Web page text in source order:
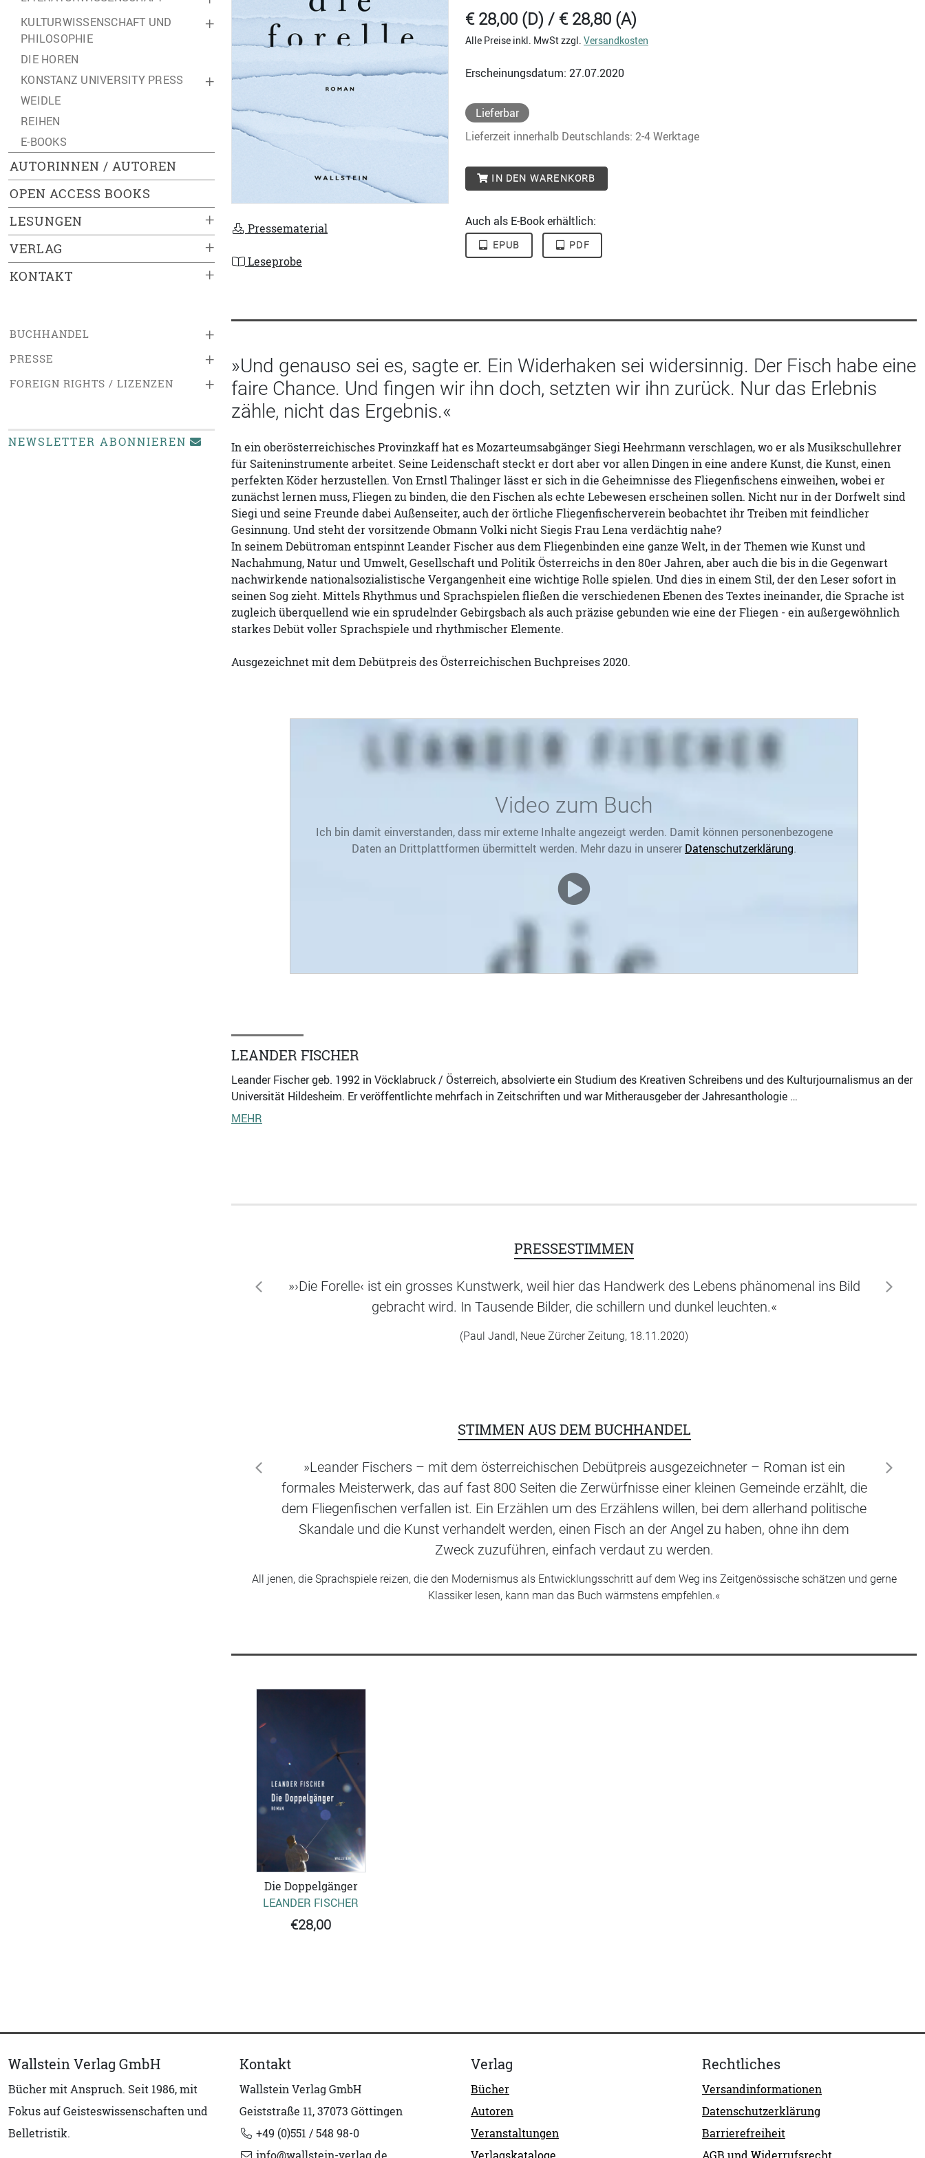
+
KULTURWISSENSCHAFT UND
PHILOSOPHIE
DIE HOREN
+
KONSTANZ UNIVERSITY PRESS
WEIDLE
REIHEN
E-BOOKS
AUTORINNEN / AUTOREN
OPEN ACCESS BOOKS
+
LESUNGEN
+
VERLAG
+
KONTAKT
+
BUCHHANDEL
+
PRESSE
+
FOREIGN RIGHTS / LIZENZEN
NEWSLETTER ABONNIEREN
Pressematerial
Leseprobe
€ 28,00 (D) / € 28,80 (A)
Alle Preise inkl. MwSt zzgl. Versandkosten
Erscheinungsdatum: 27.07.2020
Lieferbar
Lieferzeit innerhalb Deutschlands: 2-4 Werktage
IN DEN WARENKORB
Auch als E-Book erhältlich:
EPUB PDF
»Und genauso sei es, sagte er. Ein Widerhaken sei widersinnig. Der Fisch habe eine
faire Chance. Und fingen wir ihn doch, setzten wir ihn zurück. Nur das Erlebnis
zähle, nicht das Ergebnis.«
In ein oberösterreichisches Provinzkaff hat es Mozarteumsabgänger Siegi Heehrmann verschlagen, wo er als Musikschullehrer
für Saiteninstrumente arbeitet. Seine Leidenschaft steckt er dort aber vor allen Dingen in eine andere Kunst, die Kunst, einen
perfekten Köder herzustellen. Von Ernstl Thalinger lässt er sich in die Geheimnisse des Fliegenfischens einweihen, wobei er
zunächst lernen muss, Fliegen zu binden, die den Fischen als echte Lebewesen erscheinen sollen. Nicht nur in der Dorfwelt sind
Siegi und seine Freunde dabei Außenseiter, auch der örtliche Fliegenfischerverein beobachtet ihr Treiben mit feindlicher
Gesinnung. Und steht der vorsitzende Obmann Volki nicht Siegis Frau Lena verdächtig nahe?
In seinem Debütroman entspinnt Leander Fischer aus dem Fliegenbinden eine ganze Welt, in der Themen wie Kunst und
Nachahmung, Natur und Umwelt, Gesellschaft und Politik Österreichs in den 80er Jahren, aber auch die bis in die Gegenwart
nachwirkende nationalsozialistische Vergangenheit eine wichtige Rolle spielen. Und dies in einem Stil, der den Leser sofort in
seinen Sog zieht. Mittels Rhythmus und Sprachspielen fließen die verschiedenen Ebenen des Textes ineinander, die Sprache ist
zugleich überquellend wie ein sprudelnder Gebirgsbach als auch präzise gebunden wie eine der Fliegen - ein außergewöhnlich
starkes Debüt voller Sprachspiele und rhythmischer Elemente.
Ausgezeichnet mit dem Debütpreis des Österreichischen Buchpreises 2020.
Video zum Buch
Ich bin damit einverstanden, dass mir externe Inhalte angezeigt werden. Damit können personenbezogene
Daten an Drittplattformen übermittelt werden. Mehr dazu in unsererDatenschutzerklärung.
LEANDER FISCHER
Leander Fischer geb. 1992 in Vöcklabruck / Österreich, absolvierte ein Studium des Kreativen Schreibens und des Kulturjournalismus an der
Universität Hildesheim. Er veröffentlichte mehrfach in Zeitschriften und war Mitherausgeber der Jahresanthologie …
MEHR
PRESSESTIMMEN
»›Die Forelle‹ ist ein grosses Kunstwerk, weil hier das Handwerk des Lebens phänomenal ins Bild
gebracht wird. In Tausende Bilder, die schillern und dunkel leuchten.«
(Paul Jandl, Neue Zürcher Zeitung, 18.11.2020)
zurück weiter
STIMMEN AUS DEM BUCHHANDEL
»Leander Fischers – mit dem österreichischen Debütpreis ausgezeichneter – Roman ist ein
formales Meisterwerk, das auf fast 800 Seiten die Zerwürfnisse einer kleinen Gemeinde erzählt, die
dem Fliegenfischen verfallen ist. Ein Erzählen um des Erzählens willen, bei dem allerhand politische
Skandale und die Kunst verhandelt werden, einen Fisch an der Angel zu haben, ohne ihn dem
Zweck zuzuführen, einfach verdaut zu werden.
All jenen, die Sprachspiele reizen, die den Modernismus als Entwicklungsschritt auf dem Weg ins Zeitgenössische schätzen und gerne
Klassiker lesen, kann man das Buch wärmstens empfehlen.«
zurück weiter
Die Doppelgänger
LEANDER FISCHER
€28,00
Wallstein Verlag GmbH
Bücher mit Anspruch. Seit 1986, mit
Fokus auf Geisteswissenschaften und
Belletristik.
Kontakt
Wallstein Verlag GmbH
Geiststraße 11, 37073 Göttingen
+49 (0)551 / 548 98-0
Verlag
Bücher
Autoren
Veranstaltungen
Rechtliches
Versandinformationen
Datenschutzerklärung
Barrierefreiheit